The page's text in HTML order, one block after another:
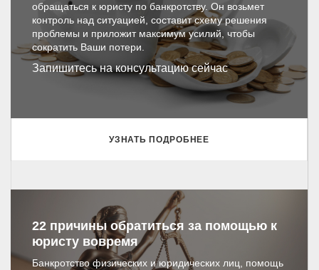
обращаться к юристу по банкротству. Он возьмет
контроль над ситуацией, составит схему решения
проблемы и приложит максимум усилий, чтобы
сократить Ваши потери.
Запишитесь на консультацию сейчас
УЗНАТЬ ПОДРОБНЕЕ
22 причины обратиться за помощью к
юристу вовремя
Банкротство физических и юридических лиц, помощь